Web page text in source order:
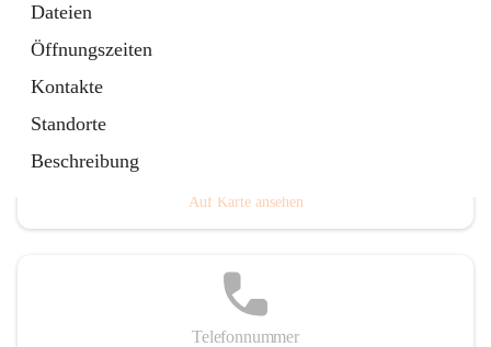
Dateien
Öffnungszeiten
Kontakte
Standorte
Beschreibung
Auf Karte ansehen
Telefonnummer